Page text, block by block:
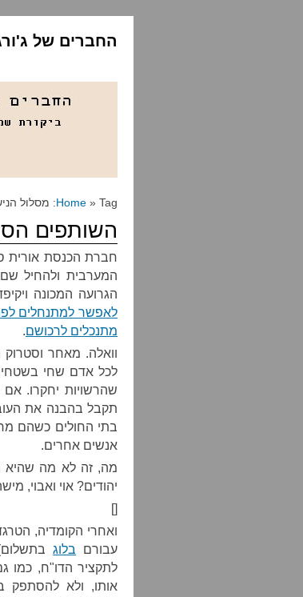
החברים של
Home » Tag: מסלול הנישול
השותפים
חברת הכנסת אורית
המערבית ולהחיל
הגרועה המכונה
לאפשר למתנחלים
מתנכלים לרכושם.
וואלה. מאחר וסטרוק
לכל אדם שחי
שהרשויות יחקרו. אם
תקבל בהבנה את
בתי החולים כשהם
אנשים אחרים.
מה, זה לא מה שהיא
יהודים? אוי ואבוי,
[]
ואחרי הקומדיה,
עבורם בלוגבתשלום)
לתקציר הדו"ח, כמו
אותו, ולא להסתפק